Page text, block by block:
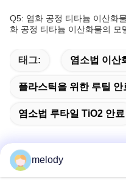
Q5: 염화 공정 티타늄 이산화
화 공정 티타늄 이산화물의 모
태그: 염소법 이산
플라스틱을 위한 루틸 안
염소법 루타일 TiO2 안료
melody